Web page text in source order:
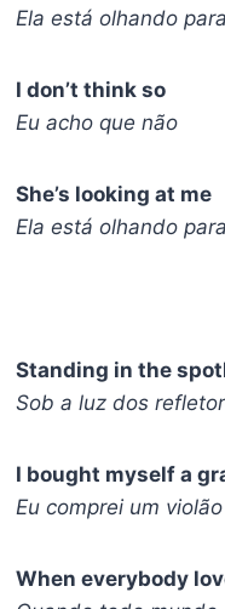
Ela está olhando
I don’t think so
Eu acho que não
She’s looking at me
Ela está olhando
Standing in the
Sob a luz dos
I bought myself a
Eu comprei um
When everybody